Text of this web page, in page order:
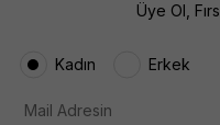
Üye Ol,
Kadın Erkek